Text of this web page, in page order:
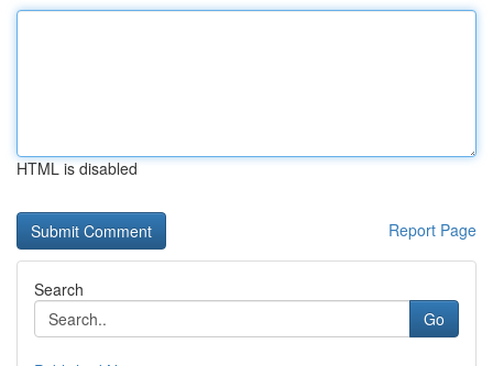
HTML is disabled
Report Page
Search
Go